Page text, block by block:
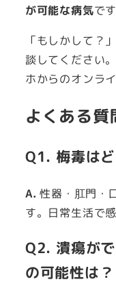
が可能な病気です
「もしかして？
談してください
ホからのオンラ
よくある質
Q1. 梅毒は
A. 性器・肛門・
す。日常生活で
Q2. 潰瘍が
の可能性は？